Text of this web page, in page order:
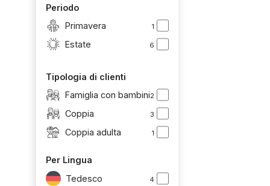
Periodo
Primavera
1
Estate 6
Tipologia di clienti
Famiglia con bambini2
Coppia 3
Coppia adulta 1
Per Lingua
Tedesco
4